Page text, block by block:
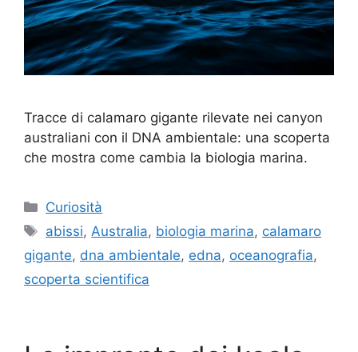
Tracce di calamaro gigante rilevate nei canyon
australiani con il DNA ambientale: una scoperta
che mostra come cambia la biologia marina.
Categorie
Curiosità
Tag
abissi, Australia, biologia marina, calamaro
gigante, dna ambientale, edna, oceanografia,
scoperta scientifica